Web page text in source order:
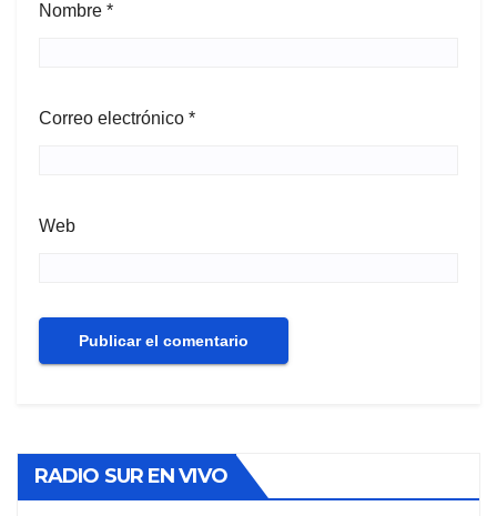
Nombre *
Correo electrónico *
Web
RADIO SUR EN VIVO